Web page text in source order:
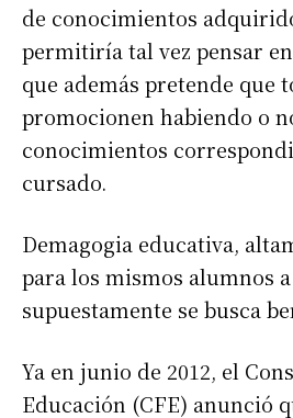
de conocimientos
permitiría tal vez pensar
que además pretende que
promocionen habiendo o
conocimientos
cursado.
Demagogia educativa,
para los mismos alumnos
supuestamente se busca
Ya en junio de 2012, el
Educación (CFE) anunció